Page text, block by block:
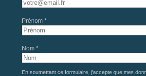
Prénom *
Nom *
En soumettant ce formulaire, j'accepte que mes